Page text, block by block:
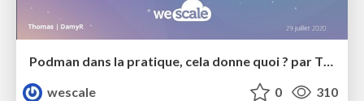
Podman dans la pratique, cela donne quoi ? par Thomas Gérardin
wescale
0 310